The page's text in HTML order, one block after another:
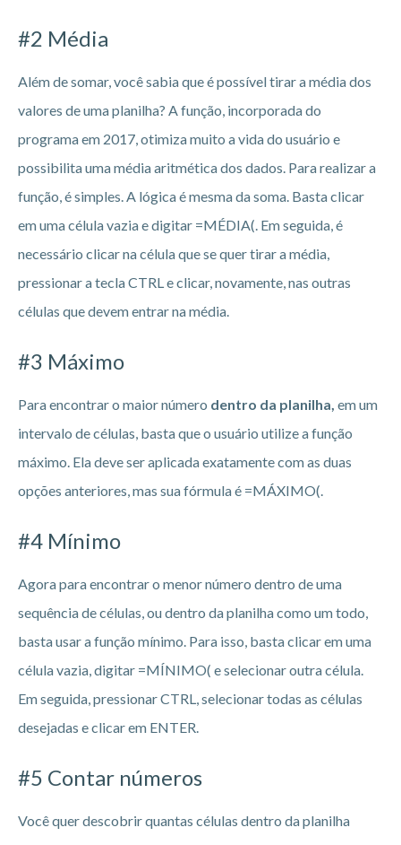
#2 Média
Além de somar, você sabia que é possível tirar a média dos
valores de uma planilha? A função, incorporada do
programa em 2017, otimiza muito a vida do usuário e
possibilita uma média aritmética dos dados. Para realizar a
função, é simples. A lógica é mesma da soma. Basta clicar
em uma célula vazia e digitar =MÉDIA(. Em seguida, é
necessário clicar na célula que se quer tirar a média,
pressionar a tecla CTRL e clicar, novamente, nas outras
células que devem entrar na média.
#3 Máximo
Para encontrar o maior número dentro da planilha, em um
intervalo de células, basta que o usuário utilize a função
máximo. Ela deve ser aplicada exatamente com as duas
opções anteriores, mas sua fórmula é =MÁXIMO(.
#4 Mínimo
Agora para encontrar o menor número dentro de uma
sequência de células, ou dentro da planilha como um todo,
basta usar a função mínimo. Para isso, basta clicar em uma
célula vazia, digitar =MÍNIMO( e selecionar outra célula.
Em seguida, pressionar CTRL, selecionar todas as células
desejadas e clicar em ENTER.
#5 Contar números
Você quer descobrir quantas células dentro da planilha